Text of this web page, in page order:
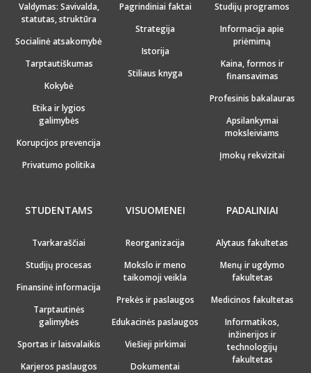
Valdymas: Savivalda,
statutas, struktūra
Socialinė atsakomybė
Tarptautiškumas
Kokybė
Etika ir lygios
galimybės
Korupcijos prevencija
Privatumo politika
Pagrindiniai faktai
Strategija
Istorija
Stiliaus knyga
Studijų programos
Informacija apie
priėmimą
Kaina, formos ir
finansavimas
Profesinis bakalauras
Apsilankymai
moksleiviams
Įmokų rekvizitai
STUDENTAMS
Tvarkaraščiai
Studijų procesas
Finansinė informacija
Tarptautinės
galimybės
Sportas ir laisvalaikis
Karjeros paslaugos
VISUOMENEI
Reorganizacija
Mokslo ir meno
taikomoji veikla
Prekės ir paslaugos
Edukacinės paslaugos
Viešieji pirkimai
Dokumentai
PADALINIAI
Alytaus fakultetas
Menų ir ugdymo
fakultetas
Medicinos fakultetas
Informatikos,
inžinerijos ir
technologijų
fakultetas